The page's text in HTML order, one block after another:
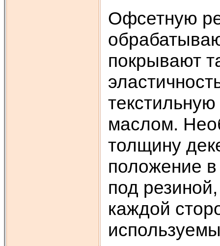
Офсетную
покрывают
маслом.
толщину
положение
под
каждой